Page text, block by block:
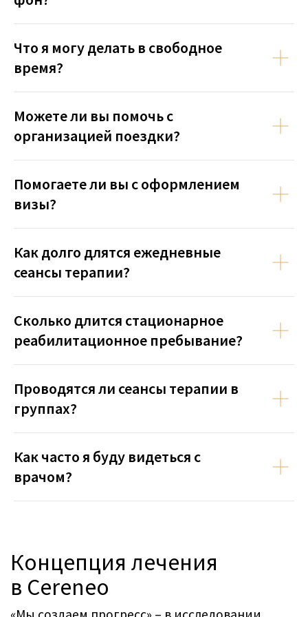
Что я могу делать в свободное
время?
Можете ли вы помочь с
организацией поездки?
Помогаете ли вы с оформлением
визы?
Как долго длятся ежедневные
сеансы терапии?
Сколько длится стационарное
реабилитационное пребывание?
Проводятся ли сеансы терапии в
группах?
Как часто я буду видеться с
врачом?
относительно вашего пребывания в
клинике. В любой момент вы можете
одним из опытных неврологов, чтобы
решить вопросы, связанные с вашим
здоровьем или программой
реабилитации.
Бесплатная консультация (15
минут)